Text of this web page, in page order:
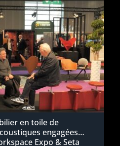
en toile de
engagées…
Expo & Seta